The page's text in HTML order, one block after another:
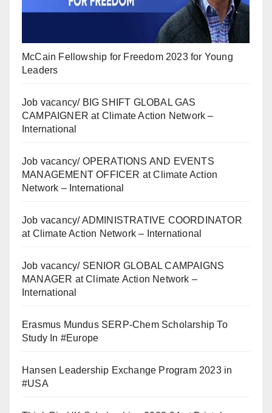
McCain Fellowship for Freedom 2023 for Young
Leaders
Job vacancy/ BIG SHIFT GLOBAL GAS
CAMPAIGNER at Climate Action Network –
International
Job vacancy/ OPERATIONS AND EVENTS
MANAGEMENT OFFICER at Climate Action
Network – International
Job vacancy/ ADMINISTRATIVE COORDINATOR
at Climate Action Network – International
Job vacancy/ SENIOR GLOBAL CAMPAIGNS
MANAGER at Climate Action Network –
International
Erasmus Mundus SERP-Chem Scholarship To
Study In #Europe
Hansen Leadership Exchange Program 2023 in
#USA